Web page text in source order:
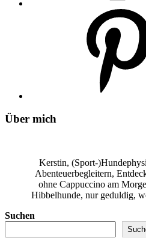
Über mich
Kerstin, (Sport-
Abenteuerbegleitern,
ohne Cappuccino am
Hibbelhunde, nur geduldig,
Suchen